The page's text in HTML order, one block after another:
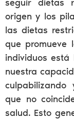
seguir dietas
origen y los
las dietas
que promueve
individuos
nuestra
que no
salud. Esto